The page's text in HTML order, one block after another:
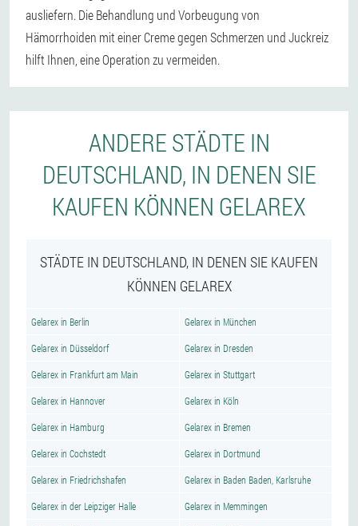
ausliefern. Die Behandlung und Vorbeugung von
Hämorrhoiden mit einer Creme gegen Schmerzen und Juckreiz
hilft Ihnen, eine Operation zu vermeiden.
ANDERE STÄDTE IN
DEUTSCHLAND, IN DENEN SIE
KAUFEN KÖNNEN GELAREX
STÄDTE IN DEUTSCHLAND, IN DENEN SIE KAUFEN
KÖNNEN GELAREX
Gelarex in Berlin Gelarex in München
Gelarex in Düsseldorf Gelarex in Dresden
Gelarex in Frankfurt am Main Gelarex in Stuttgart
Gelarex in Hannover Gelarex in Köln
Gelarex in Hamburg Gelarex in Bremen
Gelarex in Cochstedt Gelarex in Dortmund
Gelarex in Friedrichshafen Gelarex in Baden Baden, Karlsruhe
Gelarex in der Leipziger Halle Gelarex in Memmingen